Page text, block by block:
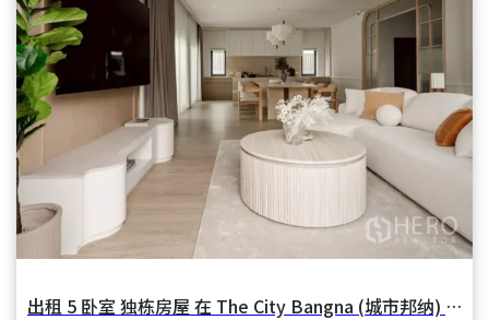
出租 5 卧室 独栋房屋 在 The City Bangna (城市邦纳) 在 邦普利亚伊 邦普利 北榄府